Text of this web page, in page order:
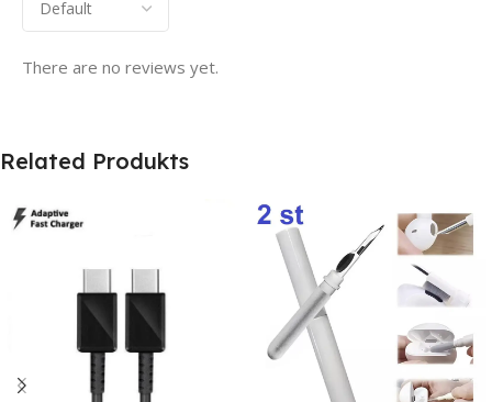
There are no reviews yet.
Related Produkts